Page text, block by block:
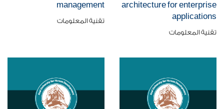
architecture for enterprise
applications
تقنية المعلومات
management
تقنية المعلومات